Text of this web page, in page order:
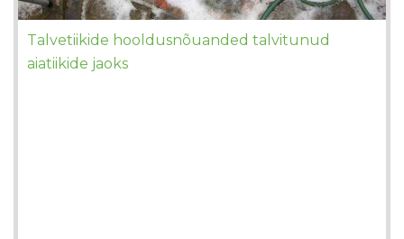
Talvetiikide hooldusnõuanded talvitunud
aiatiikide jaoks